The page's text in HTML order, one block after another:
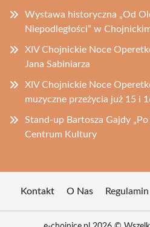
Wystawa historyczna „Od
Niepodległości” w
XIV Chojnickie Noce
Jana Sabiniarza
XIV Chojnickie Noce
muzyczne przeżycia już 15 i
Stand-up Bartosza Gajdy
Centrum Kultury
Kontakt O Nas Regulamin